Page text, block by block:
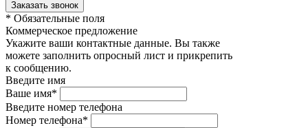
* Обязательные поля
Коммерческое предложение
Укажите ваши контактные данные. Вы также
можете заполнить опросный лист и прикрепить
к сообщению.
Введите имя
Ваше имя*
Введите номер телефона
Номер телефона*